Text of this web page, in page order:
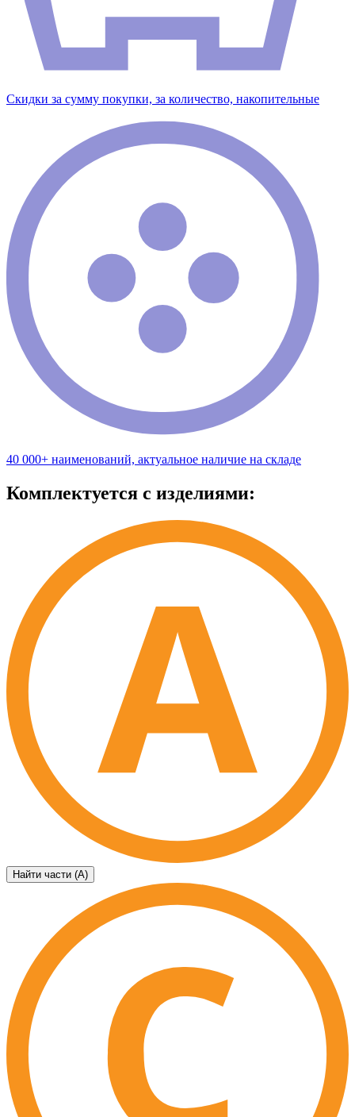
Скидки за сумму покупки, за количество, накопительные
40 000+ наименований, актуальное наличие на складе
Комплектуется с изделиями:
Найти части (А)